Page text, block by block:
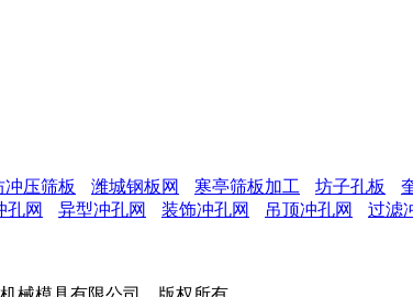
冲压筛板 潍城钢板网 寒亭筛板加工 坊子孔板
孔网 异型冲孔网 装饰冲孔网 吊顶冲孔网 过滤